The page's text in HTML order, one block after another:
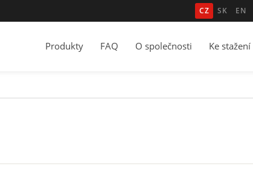
CZ SK EN
Produkty FAQ O společnosti Ke stažení